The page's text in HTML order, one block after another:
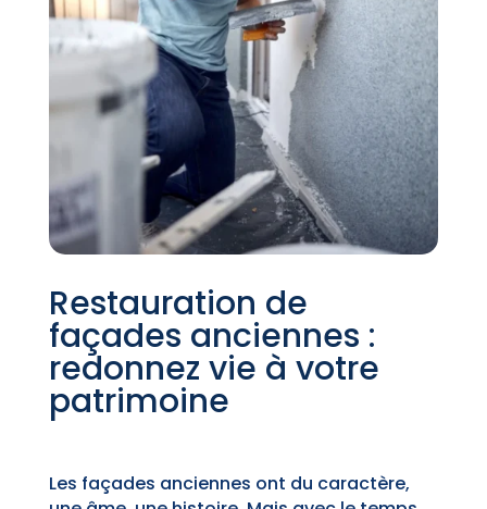
Restauration de
façades anciennes :
redonnez vie à votre
patrimoine
Les façades anciennes ont du caractère,